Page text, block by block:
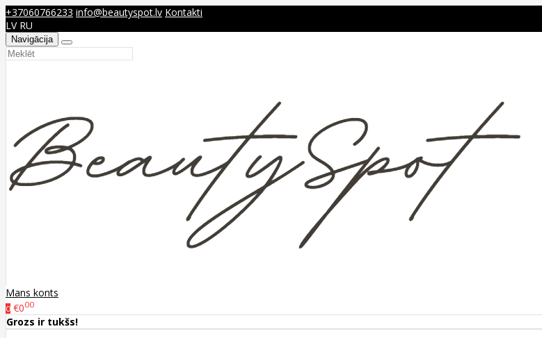
+37060766233 info@beautyspot.lv Kontakti
LV RU
Navigācija
Mans konts
0 €000
Grozs ir tukšs!